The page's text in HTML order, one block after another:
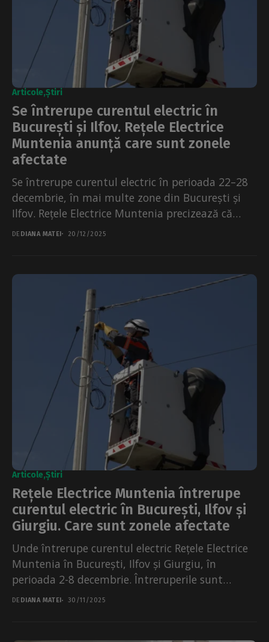
Articole Știri
Se întrerupe curentul electric în
București și Ilfov. Rețele Electrice
Muntenia anunță care sunt zonele
afectate
Se întrerupe curentul electric în perioada 22–28
decembrie, în mai multe zone din București și
Ilfov. Rețele Electrice Muntenia precizează că
măsura este necesară din cauza...
DE DIANA MATEI 20/12/2025
Articole Știri
Rețele Electrice Muntenia întrerupe
curentul electric în București, Ilfov și
Giurgiu. Care sunt zonele afectate
Unde întrerupe curentul electric Rețele Electrice
Muntenia în București, Ilfov și Giurgiu, în
perioada 2-8 decembrie. Întreruperile sunt
necesare pentru lucrări de reparații, moderni​zare
DE DIANA MATEI 30/11/2025